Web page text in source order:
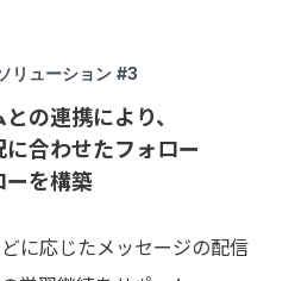
リューション #3
の連携により、
合わせたフォロー
ーを構築
に応じたメッセージの配信